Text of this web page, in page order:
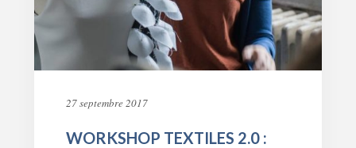
27 septembre 2017
WORKSHOP TEXTILES 2.0 :